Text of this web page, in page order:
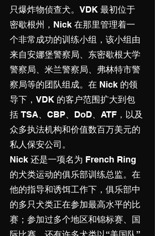
只爆炸物侦查犬。VDK 最初位于
密歇根州，Nick 在那里管理着一
个非常成功的训练小组，该小组由
来自安娜堡警察局、东密歇根大学
警察局、米兰警察局、弗林特市警
察局等的团队组成。在 Nick 的领
导下，VDK 的客户范围扩大到包
括 TSA、CBP、DoD、ATF，以及
众多执法机构和价值数百万美元的
私人保安公司。
Nick 还是一项名为 French Ring
的犬类运动的俱乐部训练总监。在
他的指导和诱饵工作下，俱乐部中
的多只犬类正在参加最高水平的比
赛；参加过多个地区和锦标赛、国